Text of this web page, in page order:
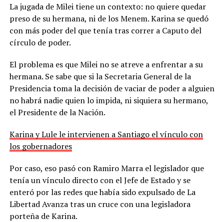
La jugada de Milei tiene un contexto: no quiere quedar
preso de su hermana, ni de los Menem. Karina se quedó
con más poder del que tenía tras correr a Caputo del
círculo de poder.
El problema es que Milei no se atreve a enfrentar a su
hermana. Se sabe que si la Secretaria General de la
Presidencia toma la decisión de vaciar de poder a alguien
no habrá nadie quien lo impida, ni siquiera su hermano,
el Presidente de la Nación.
Karina y Lule le intervienen a Santiago el vínculo con
los gobernadores
Por caso, eso pasó con Ramiro Marra el legislador que
tenía un vínculo directo con el Jefe de Estado y se
enteró por las redes que había sido expulsado de La
Libertad Avanza tras un cruce con una legisladora
porteña de Karina.